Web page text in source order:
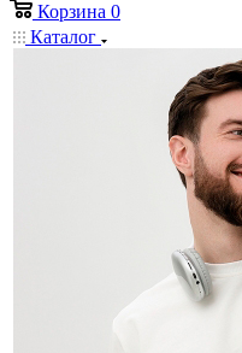
Корзина 0
Каталог